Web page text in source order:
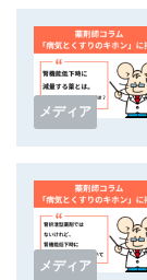
メディア
メディア